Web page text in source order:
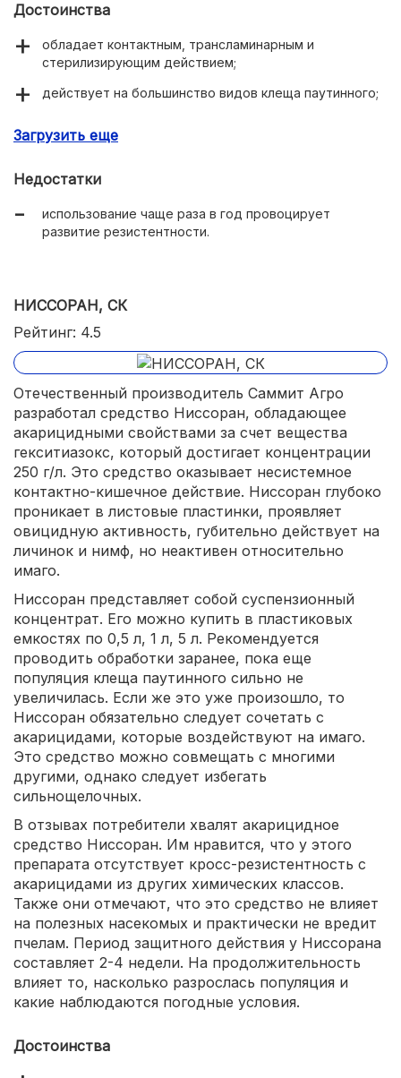
Достоинства
обладает контактным, трансламинарным и
стерилизирующим действием;
действует на большинство видов клеща паутинного;
Загрузить еще
Недостатки
использование чаще раза в год провоцирует
развитие резистентности.
НИССОРАН, СК
Рейтинг: 4.5
Отечественный производитель Саммит Агро
разработал средство Ниссоран, обладающее
акарицидными свойствами за счет вещества
гекситиазокс, который достигает концентрации
250 г/л. Это средство оказывает несистемное
контактно-кишечное действие. Ниссоран глубоко
проникает в листовые пластинки, проявляет
овицидную активность, губительно действует на
личинок и нимф, но неактивен относительно
имаго.
Ниссоран представляет собой суспензионный
концентрат. Его можно купить в пластиковых
емкостях по 0,5 л, 1 л, 5 л. Рекомендуется
проводить обработки заранее, пока еще
популяция клеща паутинного сильно не
увеличилась. Если же это уже произошло, то
Ниссоран обязательно следует сочетать с
акарицидами, которые воздействуют на имаго.
Это средство можно совмещать с многими
другими, однако следует избегать
сильнощелочных.
В отзывах потребители хвалят акарицидное
средство Ниссоран. Им нравится, что у этого
препарата отсутствует кросс-резистентность с
акарицидами из других химических классов.
Также они отмечают, что это средство не влияет
на полезных насекомых и практически не вредит
пчелам. Период защитного действия у Ниссорана
составляет 2-4 недели. На продолжительность
влияет то, насколько разрослась популяция и
какие наблюдаются погодные условия.
Достоинства